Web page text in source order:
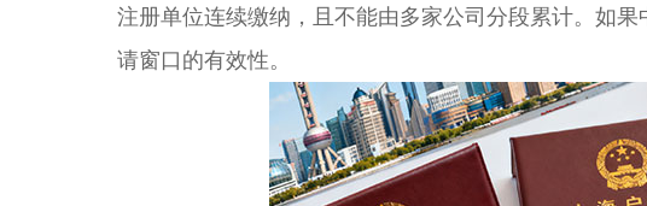
注册单位连续缴纳，且不能由多家公司分段累计。如
请窗口的有效性。